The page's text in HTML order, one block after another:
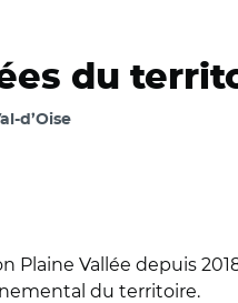
du
d’Oise
Plaine Vallée depuis
du territoire.